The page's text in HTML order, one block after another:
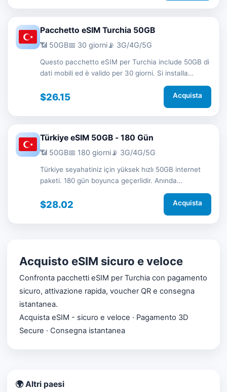
Pacchetto eSIM Turchia 50GB
📶 50GB📅 30 giorni📡 3G/4G/5G
Questo pacchetto eSIM per Turchia include 50GB di
dati mobili ed è valido per 30 giorni. Si installa
rapidamente tramite QR code senza SIM fisica e ti
mantiene connesso in viaggio con rete 3G/4G/5G.
$26.15 Acquista
Türkiye eSIM 50GB - 180 Gün
📶 50GB📅 180 giorni📡 3G/4G/5G
Türkiye seyahatiniz için yüksek hızlı 50GB internet
paketi. 180 gün boyunca geçerlidir. Anında
$28.02 Acquista
Acquisto eSIM sicuro e veloce
Confronta pacchetti eSIM per Turchia con pagamento
sicuro, attivazione rapida, voucher QR e consegna
istantanea.
Acquista eSIM - sicuro e veloce · Pagamento 3D
Secure · Consegna istantanea
🌍 Altri paesi